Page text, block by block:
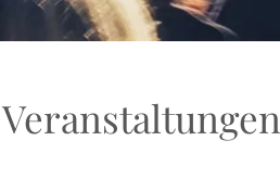
Veranstaltungen